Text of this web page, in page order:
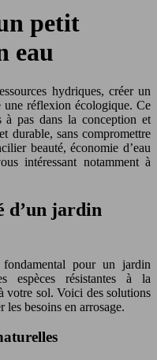
petit
eau
hydriques, créer un
une réflexion écologique. Ce
à pas dans la conception et
durable, sans compromettre
beauté, économie d’eau
intéressant notamment à
d’un jardin
pour un jardin
espèces résistantes à la
votre sol. Voici des solutions
besoins en arrosage.